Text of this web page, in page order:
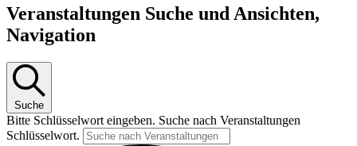
Veranstaltungen Suche und Ansichten,
Navigation
Suche
Bitte Schlüsselwort eingeben. Suche nach Veranstaltungen
Schlüsselwort.